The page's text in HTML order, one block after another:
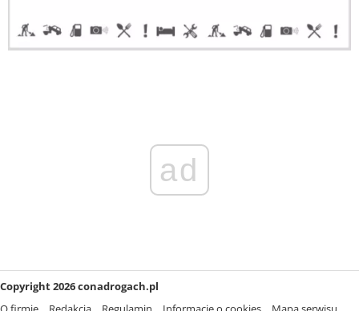
ad
Copyright 2026 conadrogach.pl